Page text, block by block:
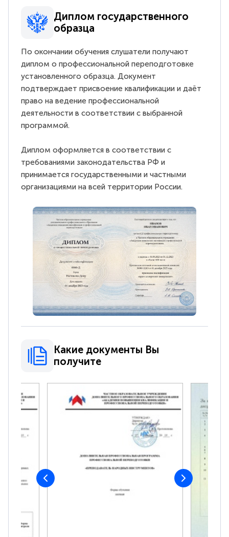
Диплом государственного
образца
По окончании обучения слушатели получают
диплом о профессиональной переподготовке
установленного образца. Документ
подтверждает присвоение квалификации и даёт
право на ведение профессиональной
деятельности в соответствии с выбранной
программой.
Диплом оформляется в соответствии с
требованиями законодательства РФ и
принимается государственными и частными
организациями на всей территории России.
Какие документы Вы
получите